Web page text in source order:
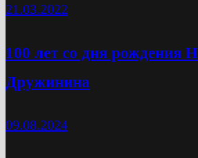
21.03.2022
100 лет со дня рождения
Дружинина
09.08.2024